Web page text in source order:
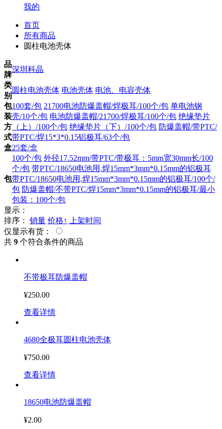
我的
首页
所有商品
圆柱电池壳体
品
牌
深圳科晶
类
别
圆柱电池壳体 电池壳体 电池、电容壳体
包
装
方
式
100套/包 21700电池防爆盖帽/焊极耳/100个/包 单电池钢
壳/10个/包 电池防爆盖帽/21700/焊极耳/100个/包 绝缘垫片
（上）/100个/包 绝缘垫片（下）/100个/包 防爆盖帽/带PTC/
带PTC/焊15*3*0.15铝极耳/63个/包
盒25套/盒
包
100个/包 外径17.52mm/带PTC/带极耳：5mm宽30mm长/100
个/包 带PTC/18650电池用,焊15mm*3mm*0.15mm的铝极耳
带PTC/18650电池用,焊15mm*3mm*0.15mm的铝极耳/100个/
包 防爆盖帽/不带PTC/焊15mm*3mm*0.15mm的铝极耳/最小
包装：100个/包
显示：
排序：
销量 价格↑
上架时间
仅显示有货：
共 9 个符合条件的商品
不带极耳防爆盖帽
¥250.00
查看详情
4680全极耳圆柱电池壳体
¥750.00
查看详情
18650电池防爆盖帽
¥2.00